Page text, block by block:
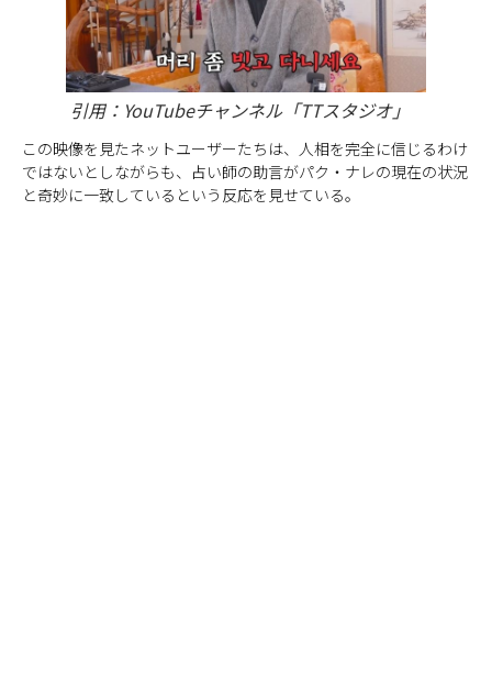
引用：YouTubeチャンネル「TTスタジオ」
この映像を見たネットユーザーたちは、人相を完全に信じるわけ
ではないとしながらも、占い師の助言がパク・ナレの現在の状況
と奇妙に一致しているという反応を見せている。